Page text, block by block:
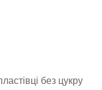
без цукру